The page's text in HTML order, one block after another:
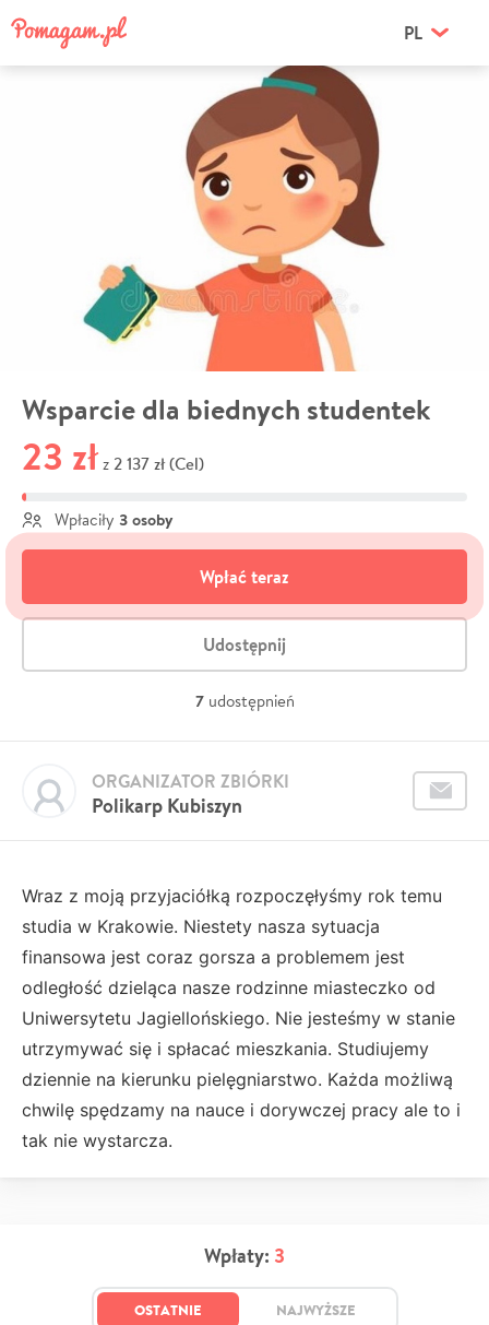
PL
Wsparcie dla biednych studentek
23 zł z 2 137 zł (Cel)
Wpłaciły 3 osoby
Wpłać teraz
Udostępnij
7 udostępnień
Polikarp Kubiszyn
ORGANIZATOR ZBIÓRKI
Wraz z moją przyjaciółką rozpoczęłyśmy rok temu
studia w Krakowie. Niestety nasza sytuacja
finansowa jest coraz gorsza a problemem jest
odległość dzieląca nasze rodzinne miasteczko od
Uniwersytetu Jagiellońskiego. Nie jesteśmy w stanie
utrzymywać się i spłacać mieszkania. Studiujemy
dziennie na kierunku pielęgniarstwo. Każda możliwą
chwilę spędzamy na nauce i dorywczej pracy ale to i
tak nie wystarcza.
Wpłaty: 3
OSTATNIE NAJWYŻSZE